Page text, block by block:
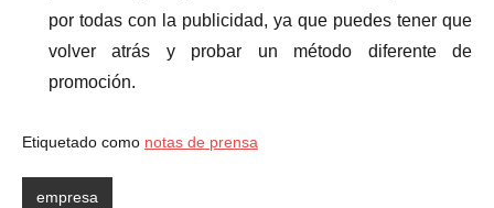
por todas con la publicidad, ya que puedes tener que
volver atrás y probar un método diferente de
promoción.
Etiquetado como notas de prensa
empresa